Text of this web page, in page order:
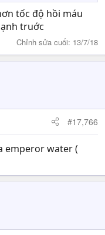
tốc độ hồi máu
truớc
Chỉnh sửa cuối: 13/7/18
#17,766
emperor water (